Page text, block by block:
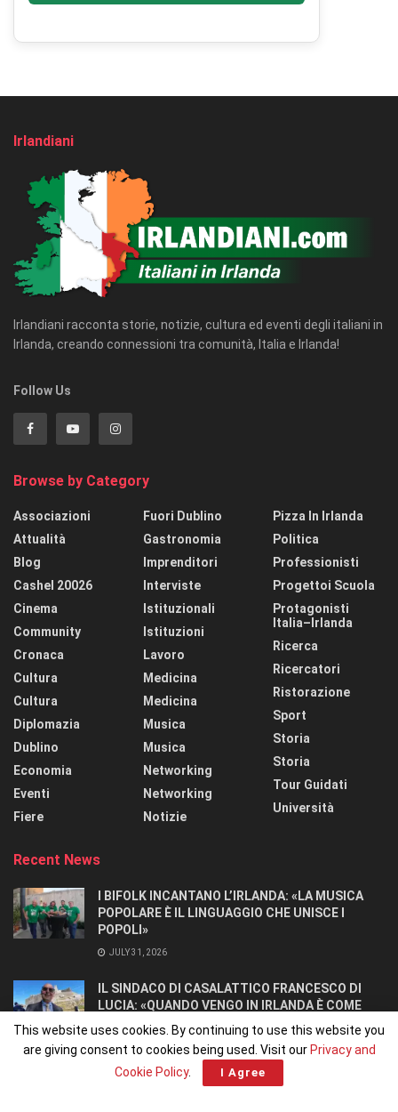
Irlandiani
Irlandiani racconta storie, notizie, cultura ed eventi degli italiani in
Irlanda, creando connessioni tra comunità, Italia e Irlanda!
Follow Us
Browse by Category
Associazioni
Attualità
Blog
Cashel 20026
Cinema
Community
Cronaca
Cultura
Cultura
Diplomazia
Dublino
Economia
Eventi
Fiere
Fuori Dublino
Gastronomia
Imprenditori
Interviste
Istituzionali
Istituzioni
Lavoro
Medicina
Medicina
Musica
Musica
Networking
Networking
Notizie
Pizza In Irlanda
Politica
Professionisti
Progettoi Scuola
Protagonisti
Italia–Irlanda
Ricerca
Ricercatori
Ristorazione
Sport
Storia
Storia
Tour Guidati
Università
Recent News
I BIFOLK INCANTANO L’IRLANDA: «LA MUSICA
POPOLARE È IL LINGUAGGIO CHE UNISCE I
POPOLI»
JULY 31, 2026
IL SINDACO DI CASALATTICO FRANCESCO DI
LUCIA: «QUANDO VENGO IN IRLANDA È COME
TORNARE A CASA».
JULY 27, 2026
This website uses cookies. By continuing to use this website you
are giving consent to cookies being used. Visit our Privacy and
Cookie Policy. I Agree